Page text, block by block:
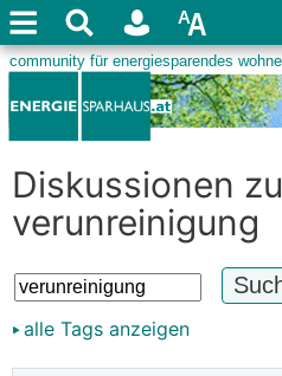
Diskussionen zu
verunreinigung
alle Tags anzeigen